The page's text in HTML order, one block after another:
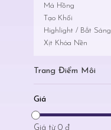
Má Hồng
Tạo Khối
Highlight / Bắt Sáng
Xịt Khóa Nền
Trang Điểm Môi
Giá
Giá từ 0 đ